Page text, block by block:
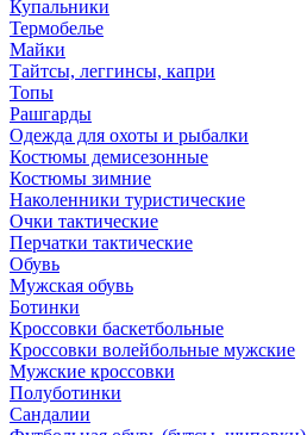
Купальники
Термобелье
Майки
Тайтсы, леггинсы, капри
Топы
Рашгарды
Одежда для охоты и рыбалки
Костюмы демисезонные
Костюмы зимние
Наколенники туристические
Очки тактические
Перчатки тактические
Обувь
Мужская обувь
Ботинки
Кроссовки баскетбольные
Кроссовки волейбольные мужские
Мужские кроссовки
Полуботинки
Сандалии